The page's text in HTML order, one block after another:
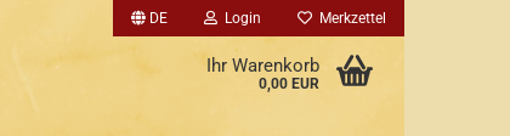
DE Login Merkzettel
Ihr Warenkorb
0,00 EUR